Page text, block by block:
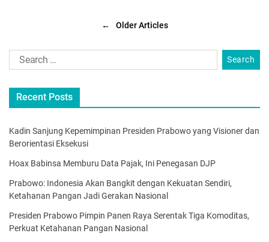
← Older Articles
Recent Posts
Kadin Sanjung Kepemimpinan Presiden Prabowo yang Visioner dan
Berorientasi Eksekusi
Hoax Babinsa Memburu Data Pajak, Ini Penegasan DJP
Prabowo: Indonesia Akan Bangkit dengan Kekuatan Sendiri,
Ketahanan Pangan Jadi Gerakan Nasional
Presiden Prabowo Pimpin Panen Raya Serentak Tiga Komoditas,
Perkuat Ketahanan Pangan Nasional